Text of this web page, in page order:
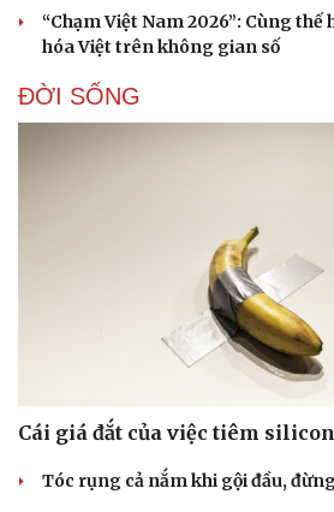
“Chạm Việt Nam 2026”: Cùng
hóa Việt trên không gian số
ĐỜI SỐNG
Cái giá đắt của việc tiêm
Tóc rụng cả nắm khi gội đầu,